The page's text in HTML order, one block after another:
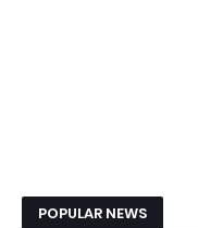
POPULAR NEWS